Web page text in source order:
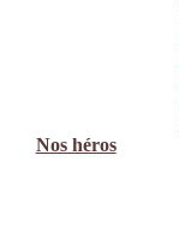
Nos héros